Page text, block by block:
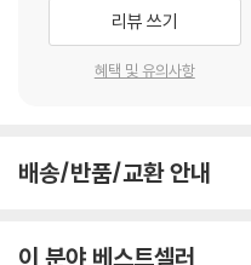
리뷰 쓰기
혜택 및 유의사항
배송/반품/교환 안내
이 분야 베스트셀러